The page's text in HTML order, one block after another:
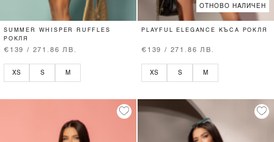
SUMMER WHISPER RUFFLES
РОКЛЯ
€139 / 271.86 ЛВ.
XS S M
ОТНОВО НАЛИЧЕН
PLAYFUL ELEGANCE КЪСА РОКЛЯ
€139 / 271.86 ЛВ.
XS S M